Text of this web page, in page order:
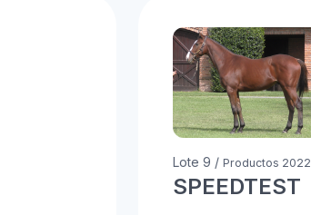
Lote 9 / Productos 2022
SPEEDTEST